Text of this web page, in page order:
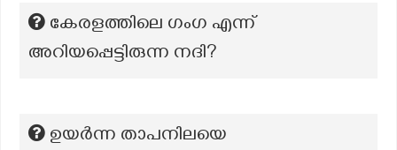
കേരളത്തിലെ ഗംഗ എന്ന്
അറിയപ്പെട്ടിരുന്ന നദി?
ഉയർന്ന താപനിലയെ